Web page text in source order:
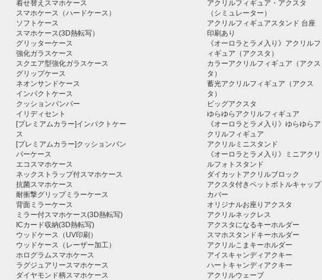
着せ替えスマホケース
スマホケース（ハードケース）
ソフトケース
スマホケース(3D熱転写）
グリッターケース
強化ガラスケース
スクエア型強化ガラスケース
グリップケース
ネオンサンドケース
インパクトケース
クッションバンパー
イリディセント
[プレミアムカラー]インパクトケー
ス
[プレミアムカラー]クッションバン
パーケース
エコスマホケース
ネックストラップ付スマホケース
抗菌スマホケース
耐衝撃グリップミラーケース
背面ミラーケース
ミラー付スマホケース(3D熱転写)
ICカード収納(3D熱転写)
ウッドケース（UV印刷）
ウッドケース（レーザー加工）
ホログラムスマホケース
ラグジュアリースマホケース
ダイヤモンド柄スマホケース
アクリルフィギュア・アクスタ
（シミュレーター）
アクリルフィギュアスタンド 台座
印刷あり
《オーロラとラメ入り》アクリルフ
ィギュア（アクスタ）
カラーアクリルフィギュア（アクス
タ）
蓄光アクリルフィギュア（アクス
タ）
ビッグアクスタ
ゆらゆらアクリルフィギュア
《オーロラとラメ入り》ゆらゆらア
クリルフィギュア
アクリルミニスタンド
《オーロラとラメ入り》ミニアクリ
ルフォトスタンド
ダイカットアクリルブロック
アクスタ付きペットボトルキャップ
カバー
オリジナルお座りアクスタ
アクリルネックレス
アクスタになるキーホルダー
スマホスタンドキーホルダー
アクリルこまキーホルダー
アイスキャンディアクキー
ハートキャンディアクキー
アクリルウェーブ